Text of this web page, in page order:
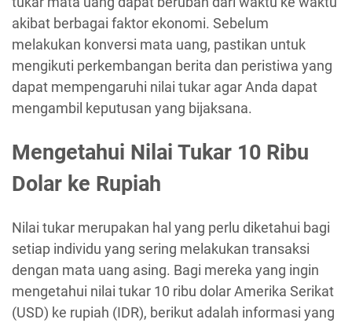
akibat berbagai faktor ekonomi. Sebelum
melakukan konversi mata uang, pastikan untuk
mengikuti perkembangan berita dan peristiwa yang
dapat mempengaruhi nilai tukar agar Anda dapat
mengambil keputusan yang bijaksana.
Mengetahui Nilai Tukar 10 Ribu
Dolar ke Rupiah
Nilai tukar merupakan hal yang perlu diketahui bagi
setiap individu yang sering melakukan transaksi
dengan mata uang asing. Bagi mereka yang ingin
mengetahui nilai tukar 10 ribu dolar Amerika Serikat
(USD) ke rupiah (IDR), berikut adalah informasi yang